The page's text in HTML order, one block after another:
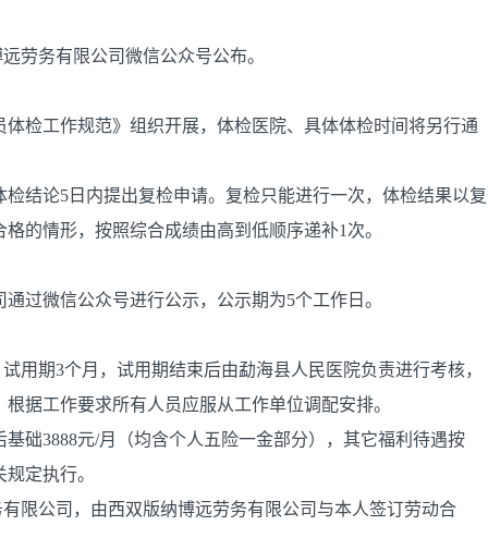
劳务有限公司微信公众号公布。
检工作规范》组织开展，体检医院、具体体检时间将另行通
结论5日内提出复检申请。复检只能进行一次，体检结果以复
的情形，按照综合成绩由高到低顺序递补1次。
过微信公众号进行公示，公示期为5个工作日。
用期3个月，试用期结束后由勐海县人民医院负责进行考核，
据工作要求所有人员应服从工作单位调配安排。
础3888元/月（均含个人五险一金部分），其它福利待遇按
定执行。
限公司，由西双版纳博远劳务有限公司与本人签订劳动合